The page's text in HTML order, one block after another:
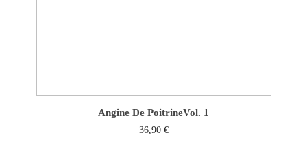
Angine De PoitrineVol. 1
36,90 €